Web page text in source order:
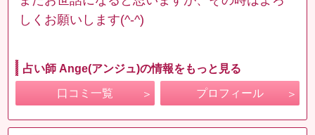
しくお願いします(^-^)
占い師 Ange(アンジュ)の情報をもっと見る
口コミ一覧 プロフィール